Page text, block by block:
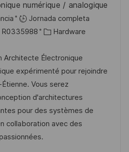
numérique / analogique
Jornada completa
R0335988
C
t
e
g
o
r
í
Hardware
Architecte Électronique
expérimenté pour rejoindre
Vous serez
d'architectures
pour des systèmes de
collaboration avec des